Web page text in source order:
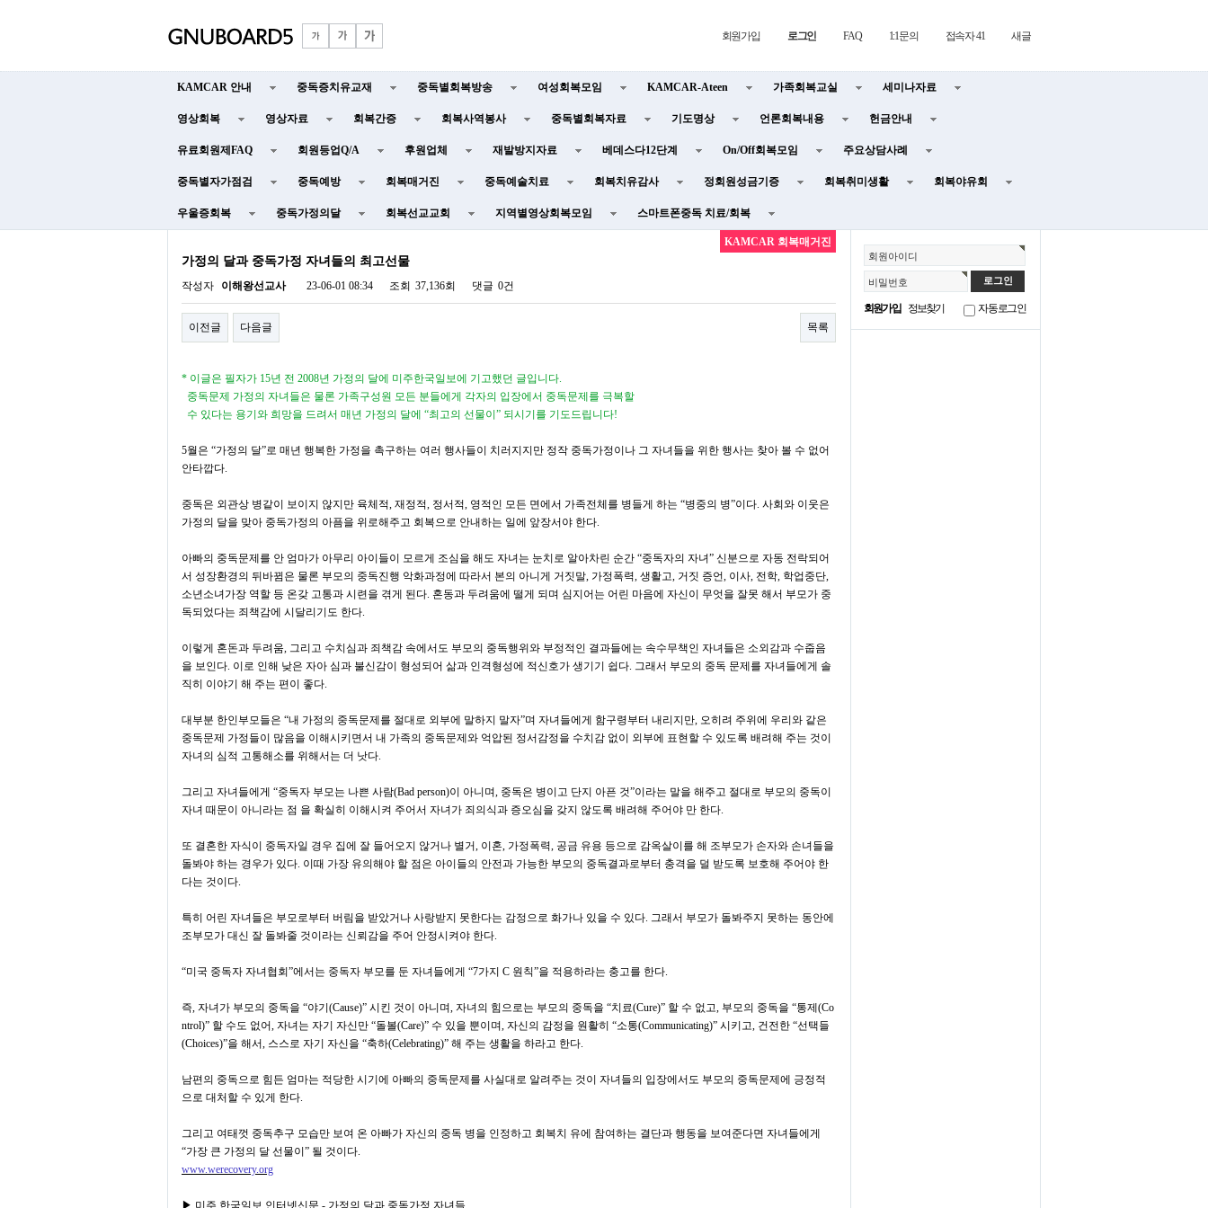
회원가입 로그인 FAQ 1:1문의 접속자 41 새글
KAMCAR 안내 중독증치유교재 중독별회복방송 여성회복모임 KAMCAR-Ateen 가족회복교실 세미나자료
영상회복 영상자료 회복간증 회복사역봉사 중독별회복자료 기도명상 언론회복내용 헌금안내
유료회원제FAQ 회원등업Q/A 후원업체 재발방지자료 베데스다12단계 On/Off회복모임 주요상담사례
중독별자가점검 중독예방 회복매거진 중독예술치료 회복치유감사 정회원성금기증 회복취미생활 회복야유회
우울증회복 중독가정의달 회복선교교회 지역별영상회복모임 스마트폰중독 치료/회복
회원아이디
비밀번호
회원가입 정보찾기 자동로그인
KAMCAR 회복매거진
가정의 달과 중독가정 자녀들의 최고선물
작성자 이해왕선교사 23-06-01 08:34 조회 37,136회 댓글 0건
이전글 다음글 목록
* 이글은 필자가 15년 전 2008년 가정의 달에 미주한국일보에 기고했던 글입니다.
중독문제 가정의 자녀들은 물론 가족구성원 모든 분들에게 각자의 입장에서 중독문제를 극복할
수 있다는 용기와 희망을 드려서 매년 가정의 달에 “최고의 선물이 ” 되시기를 기도드립니다!
5월은 “가정의 달”로 매년 행복한 가정을 촉구하는 여러 행사들이 치러지지만 정작 중독가정이나 그 자녀들을 위한 행사는 찾아 볼 수 없어
안타깝다.
중독은 외관상 병같이 보이지 않지만 육체적, 재정적, 정서적, 영적인 모든 면에서 가족전체를 병들게 하는 “병중의 병”이다. 사회와 이웃은
가정의 달을 맞아 중독가정의 아픔을 위로해주고 회복으로 안내하는 일에 앞장서야 한다.
아빠의 중독문제를 안 엄마가 아무리 아이들이 모르게 조심을 해도 자녀는 눈치로 알아차린 순간 “중독자의 자녀” 신분으로 자동 전락되어
서 성장환경의 뒤바뀜은 물론 부모의 중독진행 악화과정에 따라서 본의 아니게 거짓말, 가정폭력, 생활고, 거짓 증언, 이사, 전학, 학업중단,
소년소녀가장 역할 등 온갖 고통과 시련을 겪게 된다. 혼동과 두려움에 떨게 되며 심지어는 어린 마음에 자신이 무엇을 잘못 해서 부모가 중
독되었다는 죄책감에 시달리기도 한다.
이렇게 혼돈과 두려움, 그리고 수치심과 죄책감 속에서도 부모의 중독행위와 부정적인 결과들에는 속수무책인 자녀들은 소외감과 수줍음
을 보인다. 이로 인해 낮은 자아 심과 불신감이 형성되어 삶과 인격형성에 적신호가 생기기 쉽다. 그래서 부모의 중독 문제를 자녀들에게 솔
직히 이야기 해 주는 편이 좋다.
대부분 한인부모들은 “내 가정의 중독문제를 절대로 외부에 말하지 말자”며 자녀들에게 함구령부터 내리지만, 오히려 주위에 우리와 같은
중독문제 가정들이 많음을 이해시키면서 내 가족의 중독문제와 억압된 정서감정을 수치감 없이 외부에 표현할 수 있도록 배려해 주는 것이
자녀의 심적 고통해소를 위해서는 더 낫다.
그리고 자녀들에게 “중독자 부모는 나쁜 사람(Bad person)이 아니며, 중독은 병이고 단지 아픈 것”이라는 말을 해주고 절대로 부모의 중독이
자녀 때문이 아니라는 점 을 확실히 이해시켜 주어서 자녀가 죄의식과 증오심을 갖지 않도록 배려해 주어야 만 한다.
또 결혼한 자식이 중독자일 경우 집에 잘 들어오지 않거나 별거, 이혼, 가정폭력, 공금 유용 등으로 감옥살이를 해 조부모가 손자와 손녀들을
돌봐야 하는 경우가 있다. 이때 가장 유의해야 할 점은 아이들의 안전과 가능한 부모의 중독결과로부터 충격을 덜 받도록 보호해 주어야 한
다는 것이다.
특히 어린 자녀들은 부모로부터 버림을 받았거나 사랑받지 못한다는 감정으로 화가나 있을 수 있다. 그래서 부모가 돌봐주지 못하는 동안에
조부모가 대신 잘 돌봐줄 것이라는 신뢰감을 주어 안정시켜야 한다.
“미국 중독자 자녀협회 ”에서는 중독자 부모를 둔 자녀들에게 “7가지 C 원칙”을 적용하라는 충고를 한다.
즉, 자녀가 부모의 중독을 “야기 (Cause)” 시킨 것이 아니며, 자녀의 힘으로는 부모의 중독을 “치료(Cure)” 할 수 없고, 부모의 중독을 “통제 (Co
ntrol)” 할 수도 없어, 자녀는 자기 자신만 “돌볼(Care)” 수 있을 뿐이며, 자신의 감정을 원활히 “소통(Communicating)” 시키고, 건전한 “선택들
(Choices)”을 해서, 스스로 자기 자신을 “축하(Celebrating)” 해 주는 생활을 하라고 한다.
남편의 중독으로 힘든 엄마는 적당한 시기에 아빠의 중독문제를 사실대로 알려주는 것이 자녀들의 입장에서도 부모의 중독문제에 긍정적
으로 대처할 수 있게 한다.
그리고 여태껏 중독추구 모습만 보여 온 아빠가 자신의 중독 병을 인정하고 회복치 유에 참여하는 결단과 행동을 보여준다면 자녀들에게
“가장 큰 가정의 달 선물이 ” 될 것이다.
www.werecovery.org
▶ 미주 한국일보 인터넷신문 - 가정의 달과 중독가정 자녀들